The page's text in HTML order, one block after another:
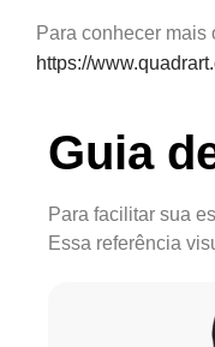
Para conhecer mais
https://
Guia
Para facilitar sua
Essa referência